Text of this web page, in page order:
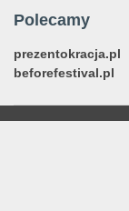
Polecamy
prezentokracja.pl
beforefestival.pl